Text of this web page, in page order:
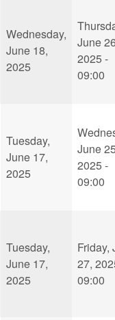
Wednesday,
June 18,
2025
June
2025 -
09:00
Tuesday,
June 17,
2025
June
2025 -
09:00
Tuesday,
June 17,
2025
Friday,
27,
09:00